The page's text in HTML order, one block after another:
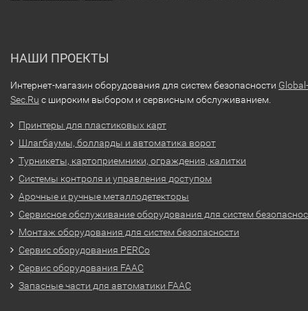
НАШИ ПРОЕКТЫ
Интернет-магазин оборудования для систем безопасности Global-
Sec.Ru с широким выбором и сервисным обслуживанием.
Принтеры для пластиковых карт
Шлагбаумы, болларды и автоматика ворот
Турникеты, картоприемники, ограждения, калитки
Системы контроля и управления доступом
Арочные и ручные металлодетекторы
Сервисное обслуживание оборудования для систем
Монтаж оборудования для систем безопасности
Сервис оборудования PERCo
Сервис оборудования FAAC
Запасные части для автоматики FAAC